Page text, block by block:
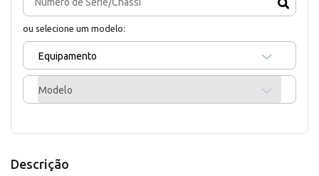
ou selecione um modelo:
Equipamento
Modelo
Descrição